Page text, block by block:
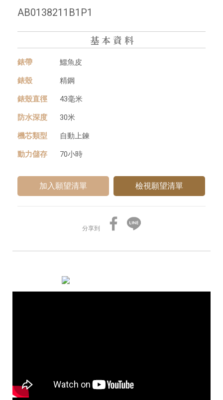
AB0138211B1P1
基本資料
錶帶 鱷⿂⽪
錶殼 精鋼
錶殼直徑 43毫⽶
防⽔深度 30⽶
機芯類型 ⾃動上鍊
動⼒儲存 70⼩時
檢視願望清單
分享到